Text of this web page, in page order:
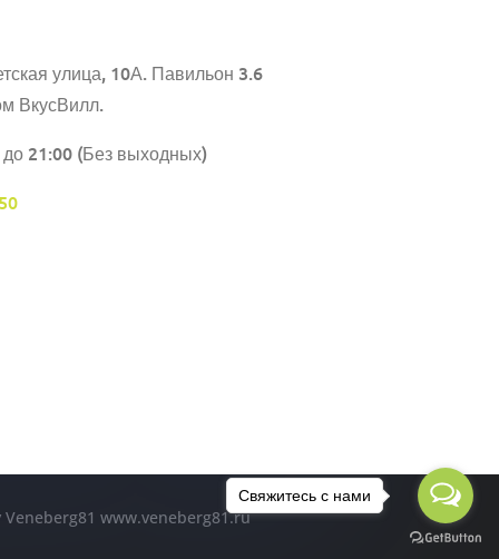
улица, 10А. Павильон 3.6
ВкусВилл.
21:00 (Без выходных)
www.veneberg81.ru
Свяжитесь с нами